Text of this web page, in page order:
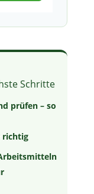
Schritte
prüfen – so
richtig